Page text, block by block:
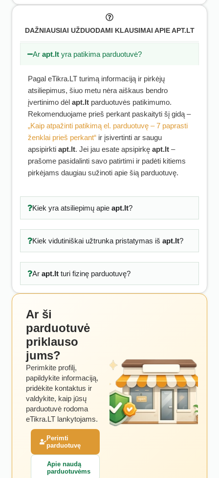
DAŽNIAUSIAI UŽDUODAMI KLAUSIMAI APIE APT.LT
Arapt.lt yra patikima parduotuvė?
Pagal eTikra.LT turimą informaciją ir pirkėjų
atsiliepimus, šiuo metu nėra aiškaus bendro
įvertinimo dėl apt.lt parduotuvės patikimumo.
Rekomenduojame prieš perkant paskaityti šį gidą –
„Kaip atpažinti patikimą el. parduotuvę – 7 paprasti
ženklai prieš perkant“ ir įsivertinti ar saugu
apsipirkti apt.lt. Jei jau esate apsipirkę apt.lt –
prašome pasidalinti savo patirtimi ir padėti kitiems
pirkėjams daugiau sužinoti apie šią parduotuvę.
Kiek yra atsiliepimų apie apt.lt?
Kiek vidutiniškai užtrunka pristatymas iš apt.lt?
Ar apt.ltturi fizinę parduotuvę?
Ar ši
parduotuvė
priklauso
jums?
Perimkite profilį,
papildykite informaciją,
pridėkite kontaktus ir
valdykite, kaip jūsų
parduotuvė rodoma
eTikra.LT lankytojams.
Perimti
parduotuvę
Apie naudą
parduotuvėms